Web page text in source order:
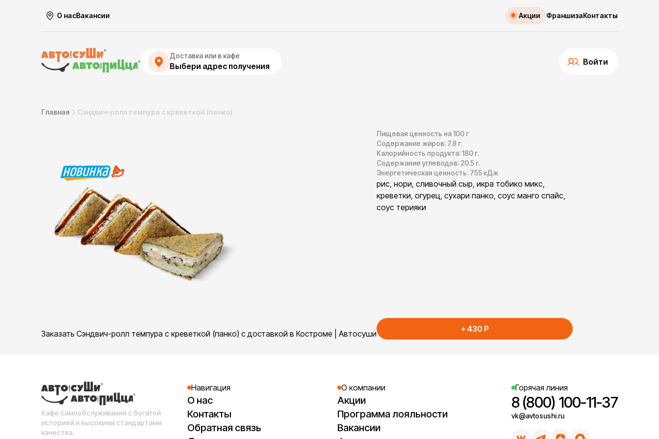
О насВакансии Акции ФраншизаКонтакты
Доставка или в кафе
Выбери адрес получения Войти
Главная Сэндвич-ролл темпура с креветкой (панко)
Заказать Сэндвич-ролл темпура с креветкой (панко) с доставкой в Костроме | Автосуши
Пищевая ценность на 100 г
Содержание жиров: 7.8 г.
Калорийность продукта:180 г.
Содержание углеводов: 20.5 г.
Энергетическая ценность: 755 кДж
рис, нори, сливочный сыр, икра тобико микс,
креветки, огурец, сухари панко, соус манго спайс,
соус терияки
+ 430 P
Кафе самообслуживания с богатой
историей и высокими стандартами
качества.
Навигация
О нас
Контакты
Обратная связь
О компании
Акции
Программа лояльности
Вакансии
Горячая линия
8 (800) 100-11-37
vk@avtosushi.ru